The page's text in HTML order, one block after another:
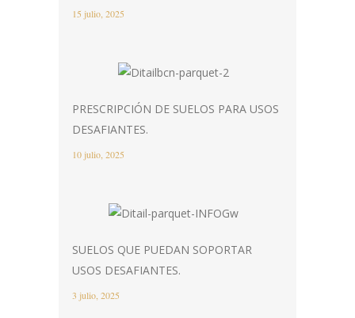
15 julio, 2025
PRESCRIPCIÓN DE SUELOS PARA USOS
DESAFIANTES.
10 julio, 2025
SUELOS QUE PUEDAN SOPORTAR
USOS DESAFIANTES.
3 julio, 2025